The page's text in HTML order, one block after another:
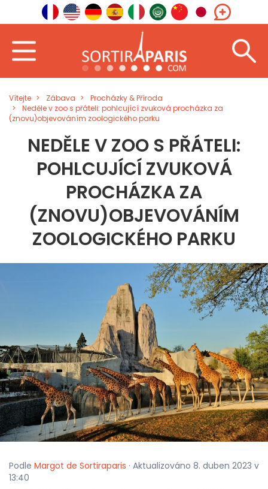
Vítejte Zábava
Procházky & Příroda
Neděle v zoo s přáteli: pohlcující zvuková procházka za
(znovu)objevováním zoologického parku
NEDĚLE V ZOO S PŘÁTELI:
POHLCUJÍCÍ ZVUKOVÁ
PROCHÁZKA ZA
(ZNOVU)OBJEVOVÁNÍM
ZOOLOGICKÉHO PARKU
Podle Margot de Sortiraparis · Aktualizováno 8. duben 2023 v
13:40